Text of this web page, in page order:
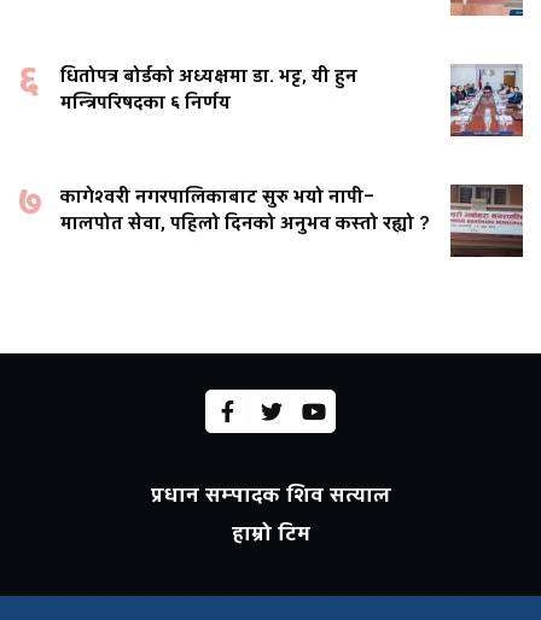
६
धितोपत्र बोर्डको अध्यक्षमा डा. भट्ट, यी हुन
मन्त्रिपरिषदका ६ निर्णय
७
कागेश्वरी नगरपालिकाबाट सुरु भयो नापी–
मालपोत सेवा, पहिलो दिनको अनुभव कस्तो रह्यो ?
प्रधान सम्पादक शिव सत्याल
हाम्रो टिम